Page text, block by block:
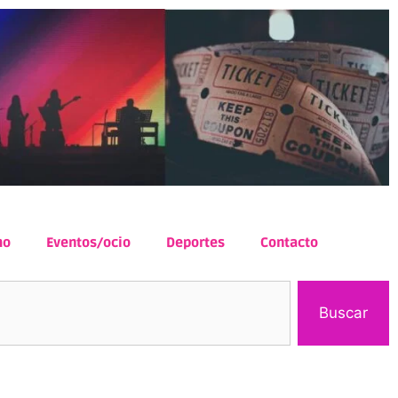
Eventos/ocio Deportes Contacto
Buscar